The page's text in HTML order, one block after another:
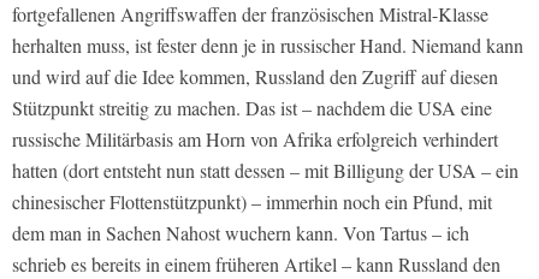
fortgefallenen Angriffswaffen der französischen Mistral-Klasse
herhalten muss, ist fester denn je in russischer Hand. Niemand kann
und wird auf die Idee kommen, Russland den Zugriff auf diesen
Stützpunkt streitig zu machen. Das ist – nachdem die USA eine
russische Militärbasis am Horn von Afrika erfolgreich verhindert
hatten (dort entsteht nun statt dessen – mit Billigung der USA – ein
chinesischer Flottenstützpunkt) – immerhin noch ein Pfund, mit
dem man in Sachen Nahost wuchern kann. Von Tartus – ich
schrieb es bereits in einem früheren Artikel – kann Russland den